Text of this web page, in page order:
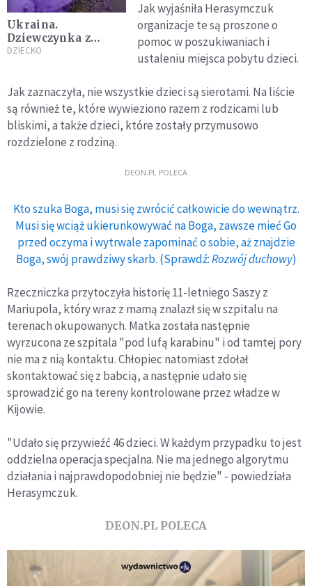
Ukraina.
Dziewczynka z
zespołem Downa
ją Ołena Zełenska
DZIECKO
Jak wyjaśniła Herasymczuk
organizacje te są proszone o
pomoc w poszukiwaniach i
ustaleniu miejsca pobytu dzieci.
Jak zaznaczyła, nie wszystkie dzieci są sierotami. Na liście
są również te, które wywieziono razem z rodzicami lub
bliskimi, a także dzieci, które zostały przymusowo
rozdzielone z rodziną.
DEON.PL POLECA
Kto szuka Boga, musi się zwrócić całkowicie do wewnątrz.
Musi się wciąż ukierunkowywać na Boga, zawsze mieć Go
przed oczyma i wytrwale zapominać o sobie, aż znajdzie
Boga, swój prawdziwy skarb. (Sprawdź:Rozwój duchowy)
Rzeczniczka przytoczyła historię 11-letniego Saszy z
Mariupola, który wraz z mamą znalazł się w szpitalu na
terenach okupowanych. Matka została następnie
wyrzucona ze szpitala "pod lufą karabinu" i od tamtej pory
nie ma z nią kontaktu. Chłopiec natomiast zdołał
skontaktować się z babcią, a następnie udało się
sprowadzić go na tereny kontrolowane przez władze w
Kijowie.
"Udało się przywieźć 46 dzieci. W każdym przypadku to jest
oddzielna operacja specjalna. Nie ma jednego algorytmu
działania i najprawdopodobniej nie będzie" - powiedziała
Herasymczuk.
DEON.PL POLECA